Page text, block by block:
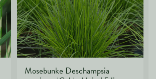
Mosebunke Deschampsia